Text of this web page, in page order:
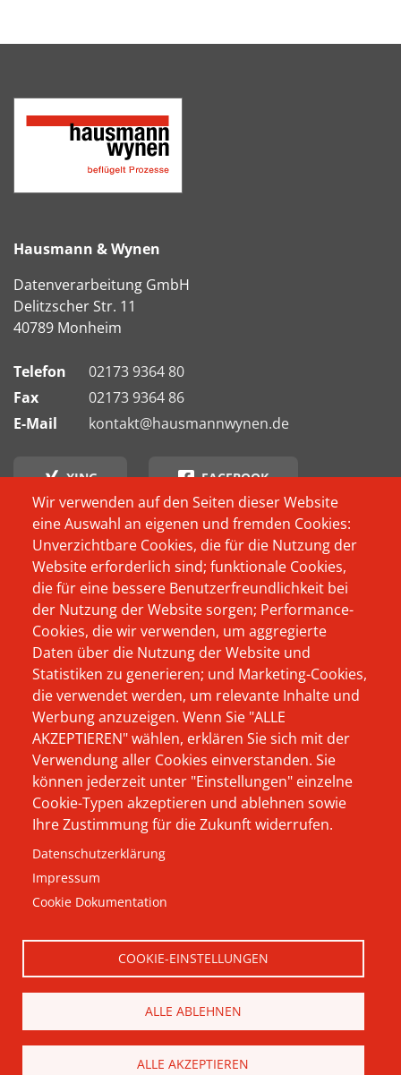
Wir verwenden auf den Seiten dieser Website
eine Auswahl an eigenen und fremden Cookies:
Unverzichtbare Cookies, die für die Nutzung der
Website erforderlich sind; funktionale Cookies,
die für eine bessere Benutzerfreundlichkeit bei
der Nutzung der Website sorgen; Performance-
Cookies, die wir verwenden, um aggregierte
Daten über die Nutzung der Website und
Statistiken zu generieren; und Marketing-Cookies,
die verwendet werden, um relevante Inhalte und
Werbung anzuzeigen. Wenn Sie "ALLE
AKZEPTIEREN" wählen, erklären Sie sich mit der
Verwendung aller Cookies einverstanden. Sie
können jederzeit unter "Einstellungen" einzelne
Cookie-Typen akzeptieren und ablehnen sowie
Ihre Zustimmung für die Zukunft widerrufen.
Datenschutzerklärung
Impressum
Cookie Dokumentation
COOKIE-EINSTELLUNGEN
ALLE ABLEHNEN
ALLE AKZEPTIEREN
Hausmann & Wynen
Datenverarbeitung GmbH
Delitzscher Str. 11
40789 Monheim
Telefon
02173 9364 80
Fax
02173 9364 86
E-Mail
kontakt@hausmannwynen.de
XING FACEBOOK
INSTAGRAM
Footer
Menü
Produkte
Das Unternehmen
Beratung
Aktuelles
Karriere
Kontakt
Impressum
Datenschutz
AGB
Wer schon immer
wissen wollte, wer
oder was sich
eigentlich hinter
Hausmann Wynen
verbirgt, und warum
wir als Softwarehaus
von und für Elektro-
und
Haustechnikbetriebe
Antworten.
Datenverarbeitung GmbH